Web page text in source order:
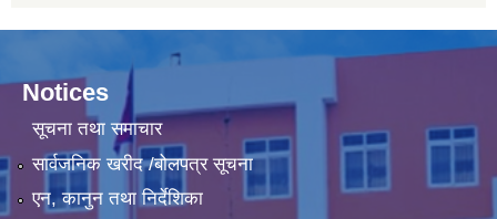
Notices
सूचना तथा समाचार
सार्वजनिक खरीद /बोलपत्र सूचना
एन, कानुन तथा निर्देशिका